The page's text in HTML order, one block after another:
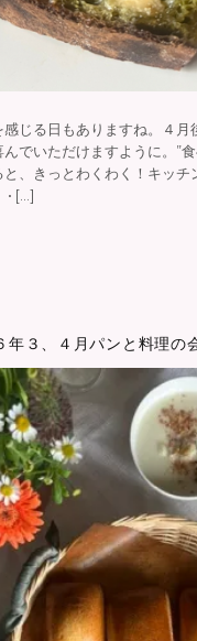
じる日もありますね。４月
でいただけますように。”
、きっとわくわく！キッチ
• […]
年３、４月パンと料理の